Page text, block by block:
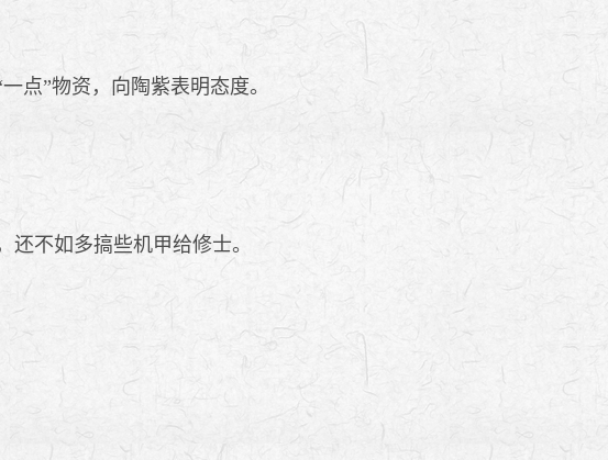
点”物资，向陶紫表明态度。
不如多搞些机甲给修士。